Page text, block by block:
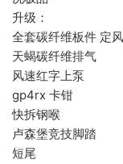
升级：
全套碳纤维板件 定
天蝎碳纤维排气
风速红字上泵
gp4rx 卡钳
快拆钢喉
卢森堡竞技脚踏
短尾